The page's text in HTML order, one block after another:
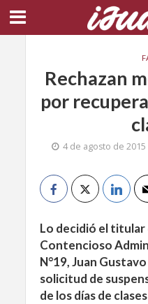
Rechazan
por
4 de agosto de 2015
Lo decidió el titular
Contencioso
N°19, Juan
solicitud de
de los días de